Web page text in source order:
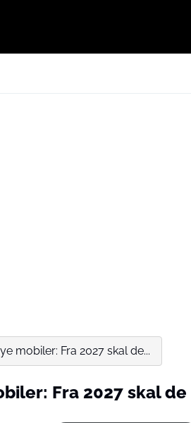
mobiler: Fra 2027 skal de...
Fra 2027 skal de